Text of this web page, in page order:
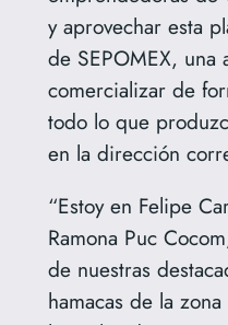
y aprovechar esta
de SEPOMEX, una
comercializar de
todo lo que
en la dirección
“Estoy en Felipe
Ramona Puc
de nuestras
hamacas de la zona